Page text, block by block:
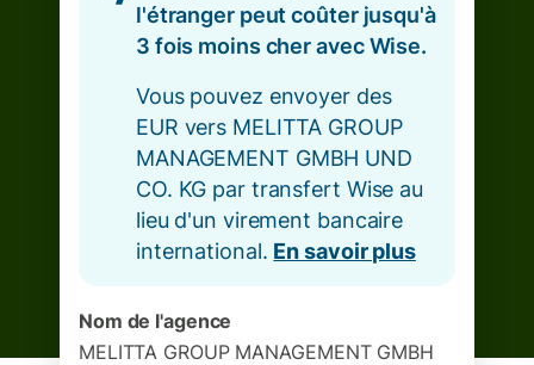
l'étranger peut coûter jusqu'à
3 fois moins cher avec Wise.
Vous pouvez envoyer des
EUR vers MELITTA GROUP
MANAGEMENT GMBH UND
CO. KG par transfert Wise au
lieu d'un virement bancaire
international. En savoir plus
Nom de l'agence
MELITTA GROUP MANAGEMENT GMBH